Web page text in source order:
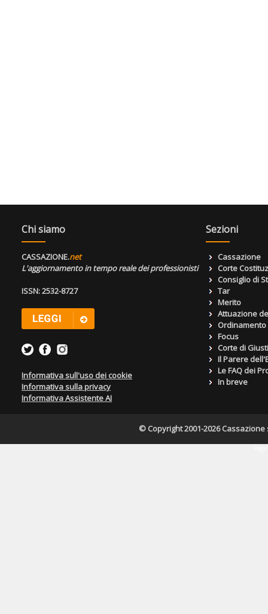
Chi siamo
CASSAZIONE.net
L'aggiornamento in tempo reale dei professionisti
ISSN: 2532-8727
Informativa sull'uso dei cookie
Informativa sulla privacy
Informativa Assistente AI
Sezioni
Cassazione
Corte
Consiglio di
Tar
Merito
Attuazione
Focus
Corte di
Il Parere
Le FAQ dei
In breve
© Copyright 2001-2026 Cassazione